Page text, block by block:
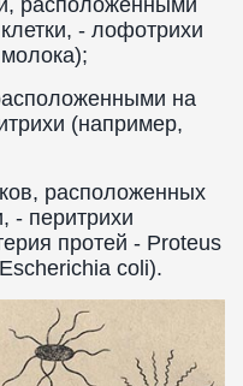
расположенными
- лофотрихи
на
(например,
расположенных
- перитрихи
протей - Proteus
coli).